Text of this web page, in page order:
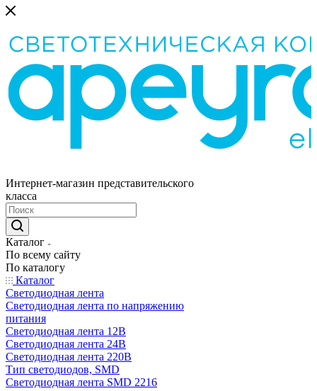
Интернет-магазин представительского
класса
Каталог
По всему сайту
По каталогу
Каталог
Светодиодная лента
Светодиодная лента по напряжению
питания
Светодиодная лента 12В
Светодиодная лента 24В
Светодиодная лента 220В
Тип светодиодов, SMD
Cветодиодная лента SMD 2216